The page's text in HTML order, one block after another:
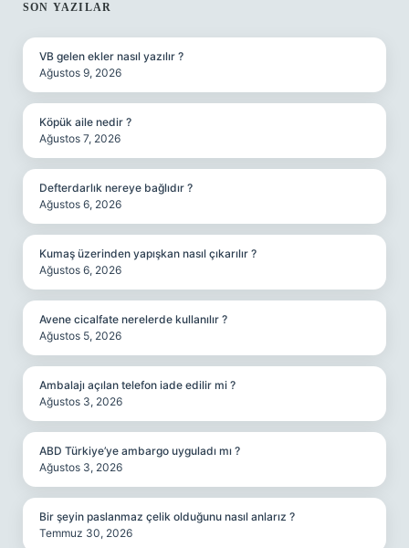
SIDEBAR
SON YAZILAR
VB gelen ekler nasıl yazılır ?
Ağustos 9, 2026
Köpük aile nedir ?
Ağustos 7, 2026
Defterdarlık nereye bağlıdır ?
Ağustos 6, 2026
Kumaş üzerinden yapışkan nasıl çıkarılır ?
Ağustos 6, 2026
Avene cicalfate nerelerde kullanılır ?
Ağustos 5, 2026
Ambalajı açılan telefon iade edilir mi ?
Ağustos 3, 2026
ABD Türkiye’ye ambargo uyguladı mı ?
Ağustos 3, 2026
Bir şeyin paslanmaz çelik olduğunu nasıl anlarız ?
Temmuz 30, 2026